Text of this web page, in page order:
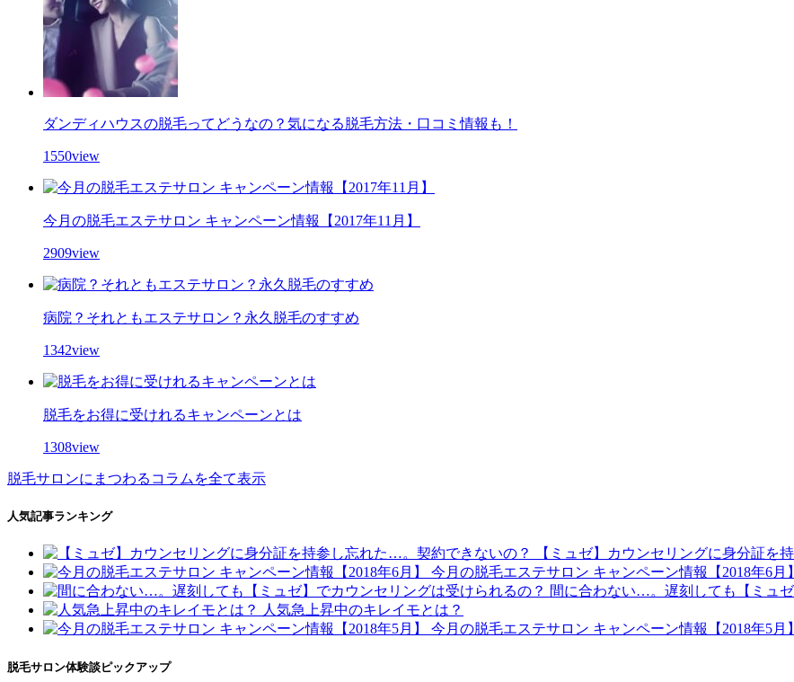
ダンディハウスの脱毛ってどうなの？気になる脱毛方法・口コミ情報も！
1550view
今月の脱毛エステサロン キャンペーン情報【2017年11月】
2909view
病院？それともエステサロン？永久脱毛のすすめ
1342view
脱毛をお得に受けれるキャンペーンとは
1308view
脱毛サロンにまつわるコラムを全て表示
人気記事ランキング
【ミュゼ】カウンセリングに身分証を
今月の脱毛エステサロン キャンペーン情報【2018年6月】
間に合わない…。遅刻しても【ミュ
人気急上昇中のキレイモとは？
今月の脱毛エステサロン キャンペーン情報【2018年5月】
脱毛サロン体験談ピックアップ